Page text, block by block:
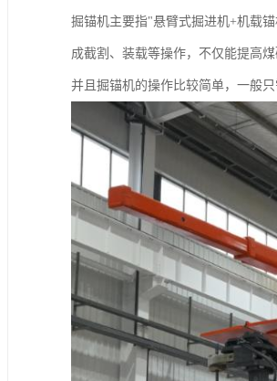
掘锚机主要指"悬臂式掘进机+机载
成截割、装载等操作，不仅能提高
并且掘锚机的操作比较简单，一般